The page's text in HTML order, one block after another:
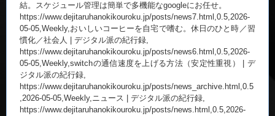
結。スケジュール管理は簡単で多機能なgoogleにお任せ。
https://www.dejitaruhanokikouroku.jp/posts/news7.html,0.5,2026-
05-05,Weekly,おいしいコーヒーを自宅で嗜む。休日のひと時／習
慣化／社会人 | デジタル派の紀行録,
https://www.dejitaruhanokikouroku.jp/posts/news6.html,0.5,2026-
05-05,Weekly,switchの通信速度を上げる方法（安定性重視） | デ
ジタル派の紀行録,
https://www.dejitaruhanokikouroku.jp/posts/news_archive.html,0.5
,2026-05-05,Weekly,ニュース | デジタル派の紀行録,
https://www.dejitaruhanokikouroku.jp/posts/news.html,0.5,2026-